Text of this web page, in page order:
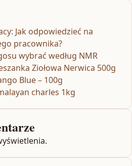
Jak odpowiedzieć na
pracownika?
wybrać według NMR
Ziołowa Nerwica 500g
Blue – 100g
charles 1kg